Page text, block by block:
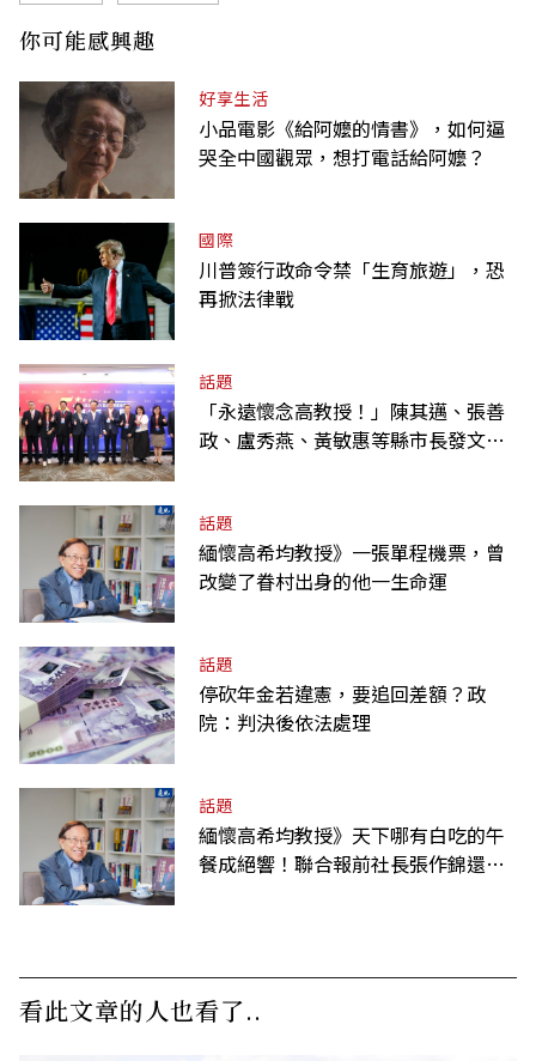
你可能感興趣
好享生活
小品電影《給阿嬤的情書》，如何逼
哭全中國觀眾，想打電話給阿嬤？
國際
川普簽行政命令禁「生育旅遊」，恐
再掀法律戰
話題
「永遠懷念高教授！」陳其邁、張善
政、盧秀燕、黃敏惠等縣市長發文弔
話題
緬懷高希均教授》一張單程機票，曾
改變了眷村出身的他一生命運
話題
停砍年金若違憲，要追回差額？政
院：判決後依法處理
話題
緬懷高希均教授》天下哪有白吃的午
餐成絕響！聯合報前社長張作錦還原
看此文章的人也看了..